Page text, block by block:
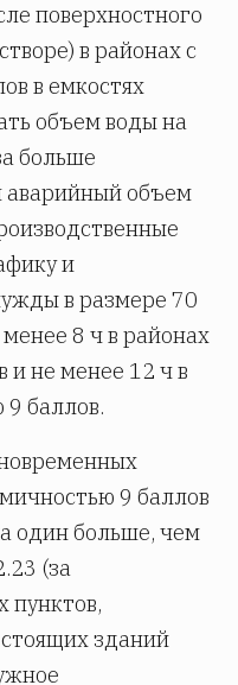
поверхностного
в районах с
в емкостях
объем воды на
больше
аварийный объем
и
в размере 70
8 ч в районах
и не менее 12 ч в
9 баллов.
9 баллов
один больше, чем
(за
пунктов,
зданий